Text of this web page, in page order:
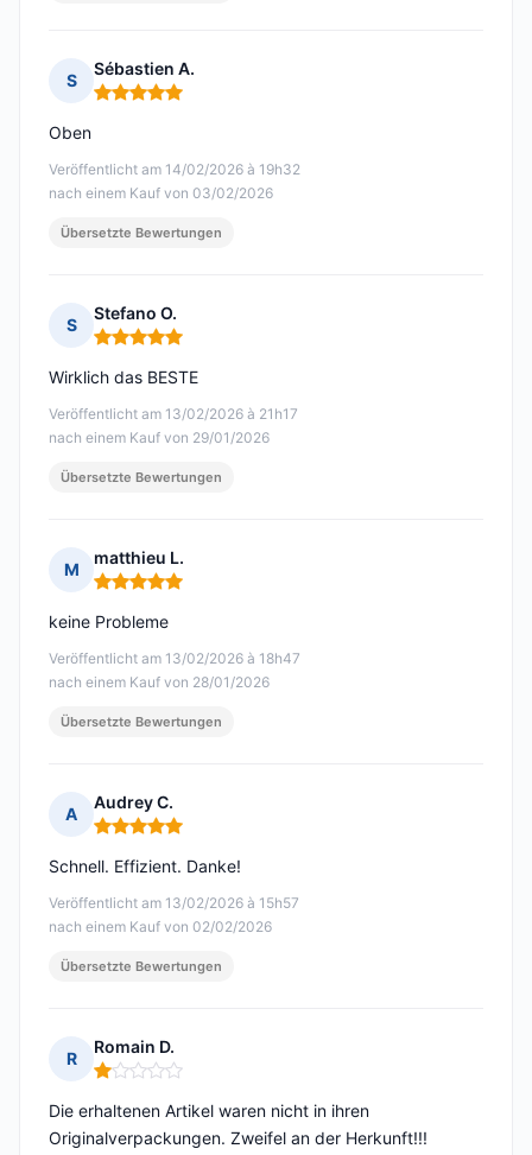
S
Sébastien A.
Hinweis: 5 von 5
Veröffentlicht am 14/02/2026 à 19h32
nach einem Kauf von 03/02/2026
Oben
Übersetzte Bewertungen
S
Stefano O.
Hinweis: 5 von 5
Veröffentlicht am 13/02/2026 à 21h17
nach einem Kauf von 29/01/2026
Wirklich das BESTE
Übersetzte Bewertungen
M
matthieu L.
Hinweis: 5 von 5
Veröffentlicht am 13/02/2026 à 18h47
nach einem Kauf von 28/01/2026
keine Probleme
Übersetzte Bewertungen
A
Audrey C.
Hinweis: 5 von 5
Veröffentlicht am 13/02/2026 à 15h57
nach einem Kauf von 02/02/2026
Schnell. Effizient. Danke!
Übersetzte Bewertungen
R
Romain D.
Hinweis: 1 von 5
Die erhaltenen Artikel waren nicht in ihren
Originalverpackungen. Zweifel an der Herkunft!!!